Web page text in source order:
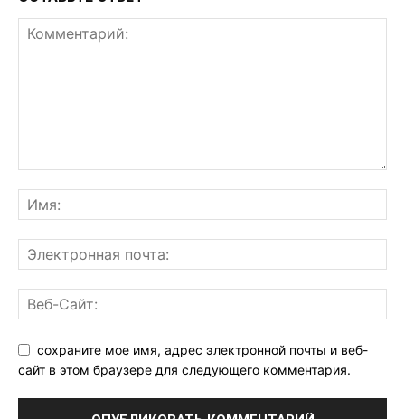
сохраните мое имя, адрес электронной почты и веб-
сайт в этом браузере для следующего комментария.